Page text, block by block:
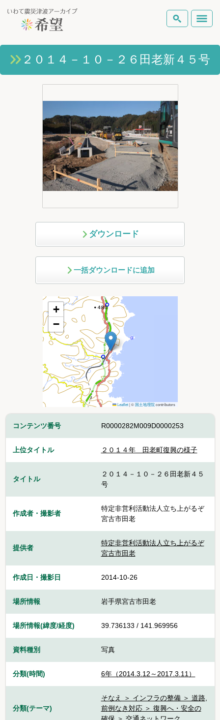
ピックアップコンテンツ
Foreign Laguage
検索
２０１４－１０－２６田老新４５号
ダウンロード
一括ダウンロードに追加
+
−
Leaflet |©国土地理院contributors
コンテンツ番号 R0000282M009D0000253
上位タイトル ２０１４年＿田老町復興の様子
タイトル
２０１４－１０－２６田老新４５
号
作成者・撮影者
特定非営利活動法人立ち上がるぞ
宮古市田老
提供者
特定非営利活動法人立ち上がるぞ
宮古市田老
作成日・撮影日 2014-10-26
場所情報 岩手県宮古市田老
場所情報(緯度/経度) 39.736133 / 141.969956
資料種別 写真
分類(時間) 6年（2014.3.12～2017.3.11）
分類(テーマ)
そなえ ＞ インフラの整備 ＞ 道路,
前例なき対応 ＞ 復興へ・安全の